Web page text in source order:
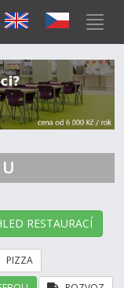
RESTAURACÍ
PIZZA